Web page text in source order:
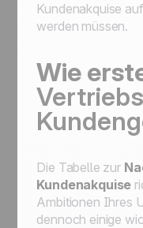
Kundenakquise
werden müssen.
Wie
Die Tabelle zur
Kundenakquise
Ambitionen Ihres
dennoch einige